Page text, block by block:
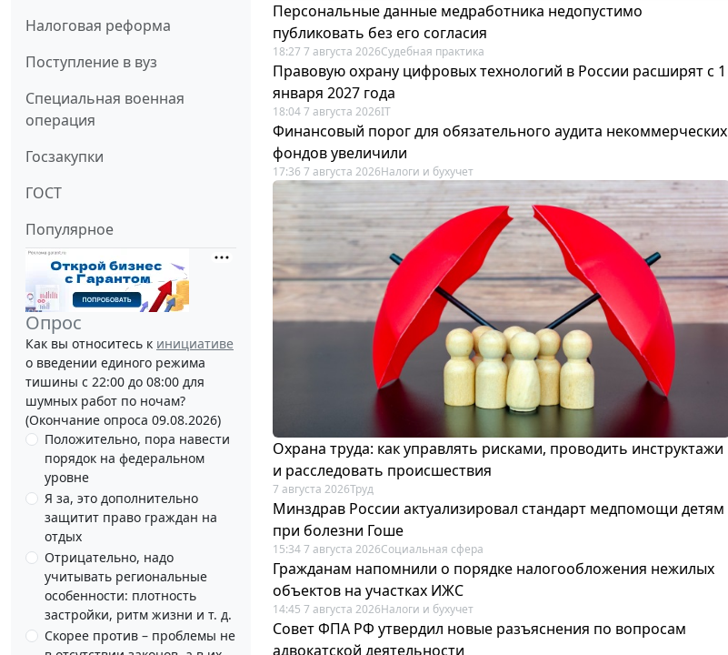
Налоговая реформа
Поступление в вуз
Специальная военная
операция
Госзакупки
ГОСТ
Популярное
Опрос
Как вы относитесь к инициативе
о введении единого режима
тишины с 22:00 до 08:00 для
шумных работ по ночам?
(Окончание опроса 09.08.2026)
Положительно, пора навести
порядок на федеральном
уровне
Я за, это дополнительно
защитит право граждан на
отдых
Отрицательно, надо
учитывать региональные
особенности: плотность
застройки, ритм жизни и т. д.
Скорее против – проблемы не
Персональные данные медработника недопустимо
публиковать без его согласия
18:27 7 августа 2026Судебная практика
Правовую охрану цифровых технологий в России расширят с 1
января 2027 года
18:04 7 августа 2026IT
Финансовый порог для обязательного аудита некоммерческих
фондов увеличили
17:36 7 августа 2026Налоги и бухучет
Охрана труда: как управлять рисками, проводить инструктажи
и расследовать происшествия
7 августа 2026Труд
Минздрав России актуализировал стандарт медпомощи детям
при болезни Гоше
15:34 7 августа 2026Социальная сфера
Гражданам напомнили о порядке налогообложения нежилых
объектов на участках ИЖС
14:45 7 августа 2026Налоги и бухучет
Совет ФПА РФ утвердил новые разъяснения по вопросам
адвокатской деятельности